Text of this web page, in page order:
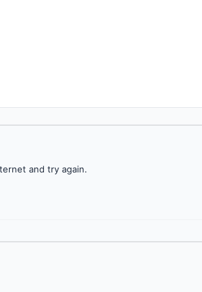
and try again.